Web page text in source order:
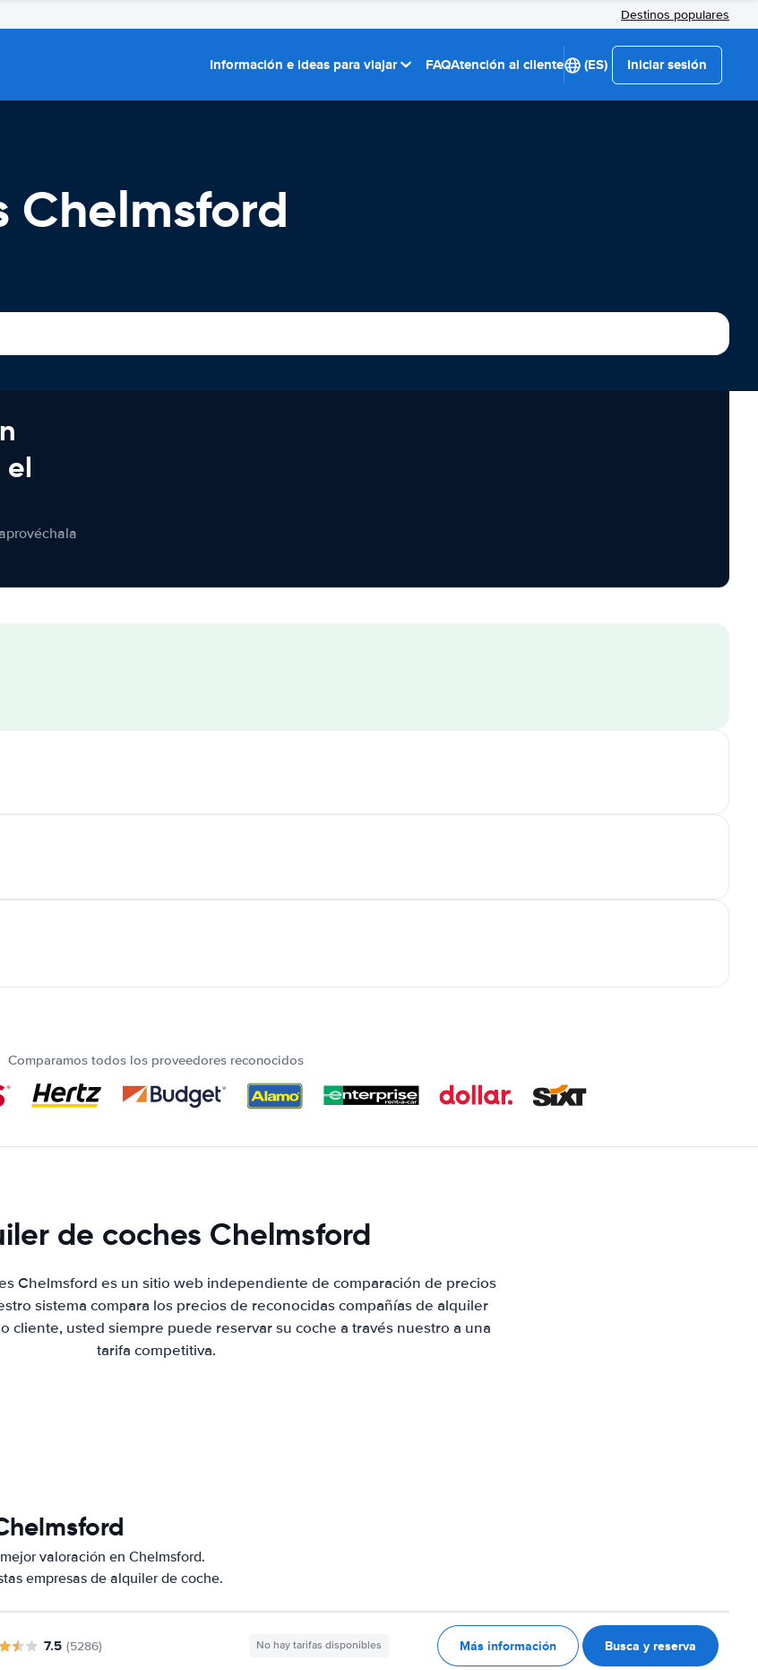
Destinos populares
Información e ideas para viajar FAQAtención al cliente (ES) Iniciar sesión
Chelmsford
el
Comparamos todos los proveedores reconocidos
de coches Chelmsford
Chelmsford es un sitio web independiente de comparación de precios
sistema compara los precios de reconocidas compañías de alquiler
cliente, usted siempre puede reservar su coche a través nuestro a una
tarifa competitiva.
valoración en Chelmsford.
empresas de alquiler de coche.
7.5 (5286) No hay tarifas disponibles Más información Busca y reserva